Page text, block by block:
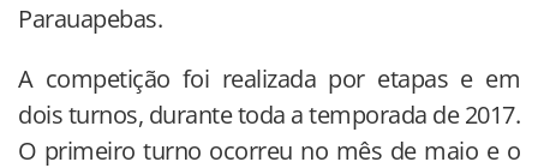
Parauapebas.
A competição foi realizada por etapas e em
dois turnos, durante toda a temporada de 2017.
O primeiro turno ocorreu no mês de maio e o